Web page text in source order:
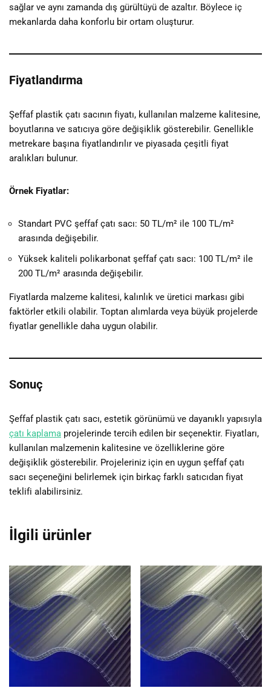
sağlar ve aynı zamanda dış gürültüyü de azaltır. Böylece iç
mekanlarda daha konforlu bir ortam oluşturur.
Fiyatlandırma
Şeffaf plastik çatı sacının fiyatı, kullanılan malzeme kalitesine,
boyutlarına ve satıcıya göre değişiklik gösterebilir. Genellikle
metrekare başına fiyatlandırılır ve piyasada çeşitli fiyat
aralıkları bulunur.
Örnek Fiyatlar:
Standart PVC şeffaf çatı sacı: 50 TL/m² ile 100 TL/m²
arasında değişebilir.
Yüksek kaliteli polikarbonat şeffaf çatı sacı: 100 TL/m² ile
200 TL/m² arasında değişebilir.
Fiyatlarda malzeme kalitesi, kalınlık ve üretici markası gibi
faktörler etkili olabilir. Toptan alımlarda veya büyük projelerde
fiyatlar genellikle daha uygun olabilir.
Sonuç
Şeffaf plastik çatı sacı, estetik görünümü ve dayanıklı yapısıyla
çatı kaplama projelerinde tercih edilen bir seçenektir. Fiyatları,
kullanılan malzemenin kalitesine ve özelliklerine göre
değişiklik gösterebilir. Projeleriniz için en uygun şeffaf çatı
sacı seçeneğini belirlemek için birkaç farklı satıcıdan fiyat
teklifi alabilirsiniz.
İlgili ürünler